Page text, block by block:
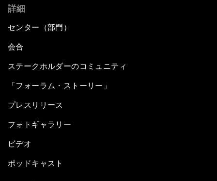
詳細
センター（部門）
会合
ステークホルダーのコミュニティ
「フォーラム・ストーリー」
プレスリリース
フォトギャラリー
ビデオ
ポッドキャスト